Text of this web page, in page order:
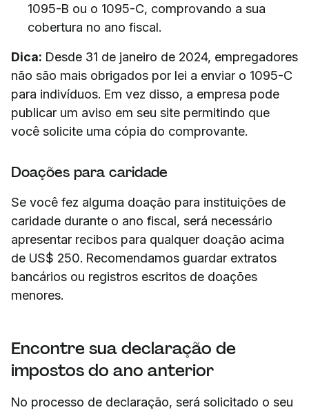
1095-B ou o 1095-C, comprovando a sua
cobertura no ano fiscal.
Dica: Desde 31 de janeiro de 2024, empregadores
não são mais obrigados por lei a enviar o 1095-C
para indivíduos. Em vez disso, a empresa pode
publicar um aviso em seu site permitindo que
você solicite uma cópia do comprovante.
Doações para caridade
Se você fez alguma doação para instituições de
caridade durante o ano fiscal, será necessário
apresentar recibos para qualquer doação acima
de US$ 250. Recomendamos guardar extratos
bancários ou registros escritos de doações
menores.
Encontre sua declaração de
impostos do ano anterior
No processo de declaração, será solicitado o seu